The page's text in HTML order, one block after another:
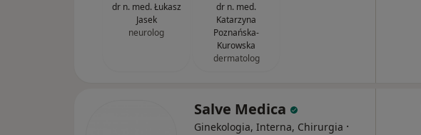
dr n. med. Łukasz
Jasek
neurolog
dr n. med.
Katarzyna
Poznańska-
Kurowska
dermatolog
Salve Medica
Ginekologia, Interna, Chirurgia ·